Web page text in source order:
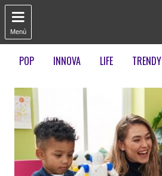

Menú
POP INNOVA LIFE TRENDY